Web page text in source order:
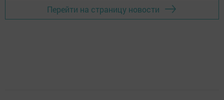
Перейти на страницу новости